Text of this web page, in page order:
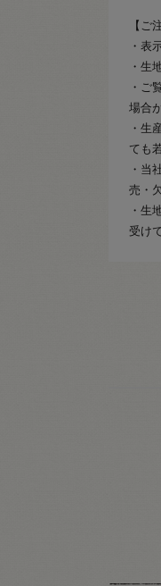
【ご
・表
・生
・ご
場合
・生
ても
・当
売・
・生
受け